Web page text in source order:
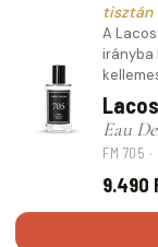
tisztán
A
irányba
Eau
FM 705
9.490